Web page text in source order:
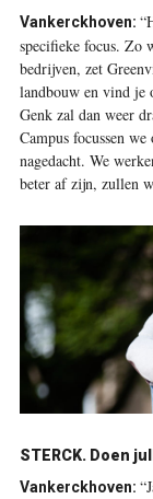
Vankerckhoven:
specifieke focus. Zo
bedrijven, zet
landbouw en vind je
Genk zal dan weer
Campus focussen
nagedacht. We
beter af zijn, zullen
STERCK. Doen
Vankerckhoven: